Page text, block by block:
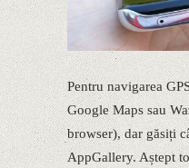
Pentru navigarea
Google Maps sau
browser), dar găsiți
AppGallery. Aștept